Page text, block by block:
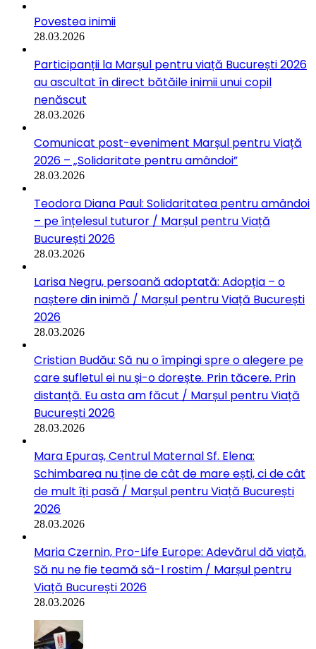
Povestea inimii
28.03.2026
Participanții la Marșul pentru viață București 2026
au ascultat în direct bătăile inimii unui copil
nenăscut
28.03.2026
Comunicat post-eveniment Marșul pentru Viață
2026 – „Solidaritate pentru amândoi”
28.03.2026
Teodora Diana Paul: Solidaritatea pentru amândoi
– pe înțelesul tuturor / Marșul pentru Viață
București 2026
28.03.2026
Larisa Negru, persoană adoptată: Adopția – o
naștere din inimă / Marșul pentru Viață București
2026
28.03.2026
Cristian Budău: Să nu o împingi spre o alegere pe
care sufletul ei nu și-o dorește. Prin tăcere. Prin
distanță. Eu asta am făcut / Marșul pentru Viață
București 2026
28.03.2026
Mara Epuraș, Centrul Maternal Sf. Elena:
Schimbarea nu ține de cât de mare ești, ci de cât
de mult îți pasă / Marșul pentru Viață București
2026
28.03.2026
Maria Czernin, Pro-Life Europe: Adevărul dă viață.
Să nu ne fie teamă să-l rostim / Marșul pentru
Viață București 2026
28.03.2026